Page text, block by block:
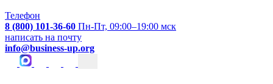
Телефон
8 (800) 101-36-60 Пн-Пт, 09:00–19:00 мск
написать на почту
info@business-up.org